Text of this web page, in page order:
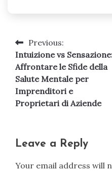
Post
navigation
Previous:
Intuizione vs
Affrontare le Sfide della
Salute Mentale per
Imprenditori e
Proprietari di Aziende
Leave a Reply
Your email address will